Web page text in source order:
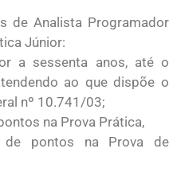
de Analista Programador
Júnior:
a sessenta anos, até o
ao que dispõe o
nº 10.741/03;
na Prova Prática,
pontos na Prova de